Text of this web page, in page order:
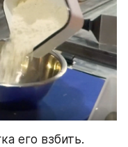
его взбить.